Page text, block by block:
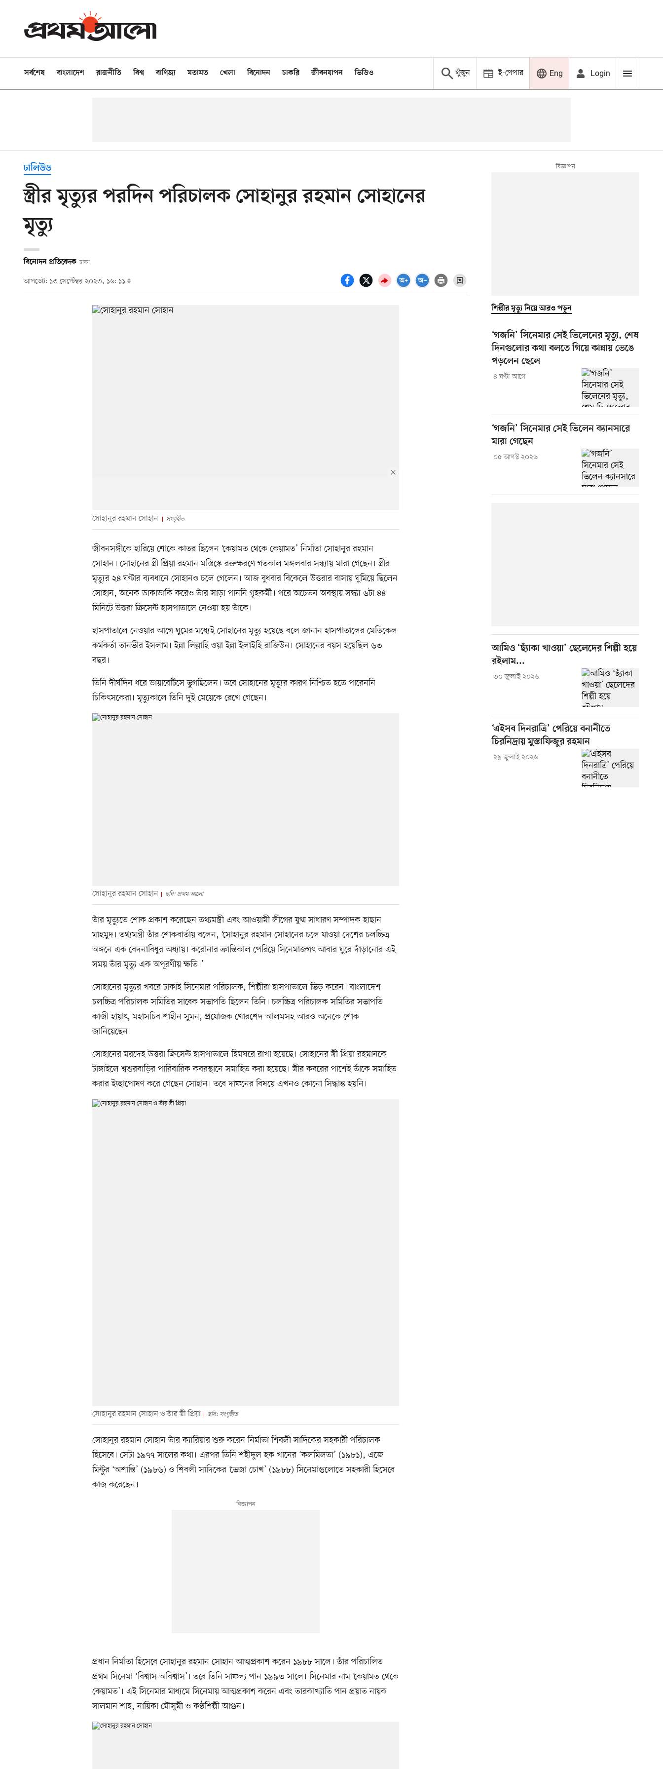
সর্বশেষ বাংলাদেশ রাজনীতি বিশ্ব বাণিজ্য মতামত খেলা বিনোদন চাকরি জীবনযাপন ভিডিও খুঁজুন ই-পেপার Eng Login
ঢালিউড
স্ত্রীর মৃত্যুর পরদিন পরিচালক সোহানুর রহমান সোহানের
মৃত্যু
বিনোদন প্রতিবেদক ঢাকা
আপডেট: ১৩ সেপ্টেম্বর ২০২৩, ১৬: ১১
সোহানুর রহমান সোহান সংগৃহীত
জীবনসঙ্গীকে হারিয়ে শোকে কাতর ছিলেন ‘কেয়ামত থেকে কেয়ামত’ নির্মাতা সোহানুর রহমান
সোহান। সোহানের স্ত্রী প্রিয়া রহমান মস্তিস্কে রক্তক্ষরণে গতকাল মঙ্গলবার সন্ধ্যায় মারা গেছেন। স্ত্রীর
মৃত্যুর ২৪ ঘণ্টার ব্যবধানে সোহানও চলে গেলেন। আজ বুধবার বিকেলে উত্তরার বাসায় ঘুমিয়ে ছিলেন
সোহান, অনেক ডাকাডাকি করেও তাঁর সাড়া পাননি গৃহকর্মী। পরে অচেতন অবস্থায় সন্ধ্যা ৬টা ৪৪
মিনিটে উত্তরা ক্রিসেন্ট হাসপাতালে নেওয়া হয় তাঁকে।
হাসপাতালে নেওয়ার আগে ঘুমের মধ্যেই সোহানের মৃত্যু হয়েছে বলে জানান হাসপাতালের মেডিকেল
কর্মকর্তা তানভীর ইসলাম। ইন্না লিল্লাহি ওয়া ইন্না ইলাইহি রাজিউন। সোহানের বয়স হয়েছিল ৬৩
বছর।
তিনি দীর্ঘদিন ধরে ডায়াবেটিসে ভুগছিলেন। তবে সোহানের মৃত্যুর কারণ নিশ্চিত হতে পারেননি
চিকিৎসকেরা। মৃত্যুকালে তিনি দুই মেয়েকে রেখে গেছেন।
সোহানুর রহমান সোহান ছবি: প্রথম আলো
তাঁর মৃত্যুতে শোক প্রকাশ করেছেন তথ্যমন্ত্রী এবং আওয়ামী লীগের যুগ্ম সাধারণ সম্পাদক হাছান
মাহমুদ। তথ্যমন্ত্রী তাঁর শোকবার্তায় বলেন, ‘সোহানুর রহমান সোহানের চলে যাওয়া দেশের চলচ্চিত্র
অঙ্গনে এক বেদনাবিধুর অধ্যায়। করোনার ক্রান্তিকাল পেরিয়ে সিনেমাজগৎ আবার ঘুরে দাঁড়ানোর এই
সময় তাঁর মৃত্যু এক অপূরণীয় ক্ষতি।’
সোহানের মৃত্যুর খবরে ঢাকাই সিনেমার পরিচালক, শিল্পীরা হাসপাতালে ভিড় করেন। বাংলাদেশ
চলচ্চিত্র পরিচালক সমিতির সাবেক সভাপতি ছিলেন তিনি। চলচ্চিত্র পরিচালক সমিতির সভাপতি
কাজী হায়াৎ, মহাসচিব শাহীন সুমন, প্রযোজক খোরশেদ আলমসহ আরও অনেকে শোক
জানিয়েছেন।
সোহানের মরদেহ উত্তরা ক্রিসেন্ট হাসপাতালে হিমঘরে রাখা হয়েছে। সোহানের স্ত্রী প্রিয়া রহমানকে
টাঙ্গাইলে শ্বশুরবাড়ির পারিবারিক কবরস্থানে সমাহিত করা হয়েছে। স্ত্রীর কবরের পাশেই তাঁকে সমাহিত
করার ইচ্ছাপোষণ করে গেছেন সোহান। তবে দাফনের বিষয়ে এখনও কোনো সিদ্ধান্ত হয়নি।
সোহানুর রহমান সোহান ও তাঁর স্ত্রী প্রিয়া ছবি: সংগৃহীত
সোহানুর রহমান সোহান তাঁর ক্যারিয়ার শুরু করেন নির্মাতা শিবলী সাদিকের সহকারী পরিচালক
হিসেবে। সেটা ১৯৭৭ সালের কথা। এরপর তিনি শহীদুল হক খানের ‘কলমিলতা’ (১৯৮১), এজে
মিন্টুর ‘অশান্তি’ (১৯৮৬) ও শিবলী সাদিকের ‘ভেজা চোখ’ (১৯৮৮) সিনেমাগুলোতে সহকারী হিসেবে
কাজ করেছেন।
প্রধান নির্মাতা হিসেবে সোহানুর রহমান সোহান আত্মপ্রকাশ করেন ১৯৮৮ সালে। তাঁর পরিচালিত
প্রথম সিনেমা ‘বিশ্বাস অবিশ্বাস’। তবে তিনি সাফল্য পান ১৯৯৩ সালে। সিনেমার নাম ‘কেয়ামত থেকে
কেয়ামত’। এই সিনেমার মাধ্যমে সিনেমায় আত্মপ্রকাশ করেন এবং তারকাখ্যাতি পান প্রয়াত নায়ক
সালমান শাহ, নায়িকা মৌসুমী ও কণ্ঠশিল্পী আগুন।
শিল্পীর মৃত্যু নিয়ে আরও পড়ুন
‘গজনি’ সিনেমার সেই ভিলেনের মৃত্যু, শেষ
দিনগুলোর কথা বলতে গিয়ে কান্নায় ভেঙে
পড়লেন ছেলে
৪ ঘণ্টা আগে
‘গজনি’ সিনেমার সেই ভিলেন ক্যানসারে
মারা গেছেন
০৫ আগস্ট ২০২৬
আমিও ‘ছ্যাঁকা খাওয়া’ ছেলেদের শিল্পী হয়ে
রইলাম...
৩০ জুলাই ২০২৬
‘এইসব দিনরাত্রি’ পেরিয়ে বনানীতে
চিরনিদ্রায় মুস্তাফিজুর রহমান
২৯ জুলাই ২০২৬